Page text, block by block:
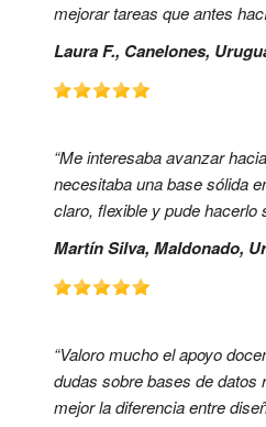
mejorar tareas que antes
Laura F., Canelones,
“Me interesaba avanzar
necesitaba una base sólida
claro, flexible y pude hacerlo
Martín Silva, Maldonado,
“Valoro mucho el apoyo
dudas sobre bases de datos
mejor la diferencia entre